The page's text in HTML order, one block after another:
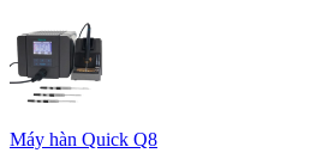
Máy hàn Quick Q8